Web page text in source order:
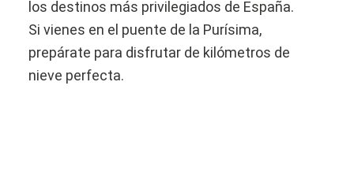
los destinos más privilegiados de España.
Si vienes en el puente de la Purísima,
prepárate para disfrutar de kilómetros de
nieve perfecta.